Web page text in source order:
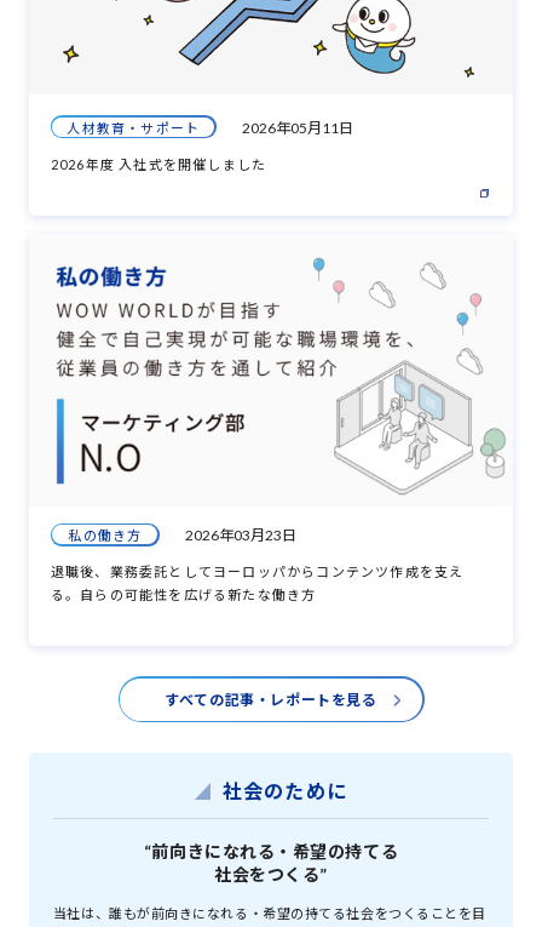
人材教育・サポート 2026年05月11日
2026年度 入社式を開催しました
私の働き方 2026年03月23日
退職後、業務委託としてヨーロッパからコンテンツ作成を支え
る。自らの可能性を広げる新たな働き方
すべての記事・レポートを見る
社会のために
“前向きになれる・希望の持てる
社会をつくる”
当社は、誰もが前向きになれる・希望の持てる社会をつくることを目